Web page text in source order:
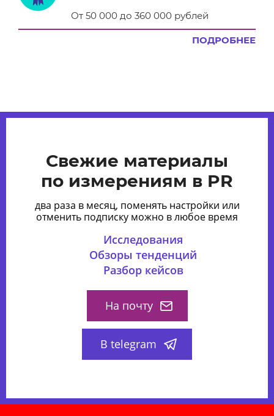
От 50 000 до 360 000 рублей
ПОДРОБНЕЕ
Свежие материалы
по измерениям в PR
два раза в месяц, поменять настройки или
отменить подписку можно в любое время
Исследования
Обзоры тенденций
Разбор кейсов
На почту
В telegram